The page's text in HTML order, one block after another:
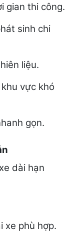
gian thi công.
sinh chi
liệu.
vực khó
gọn.
dài hạn
xe phù hợp.